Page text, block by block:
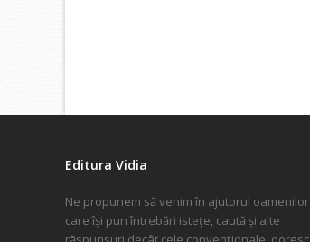
Editura Vidia
Ne propunem să venim în ajutorul oamenilor
care își pun întrebări istețe, caută și alte